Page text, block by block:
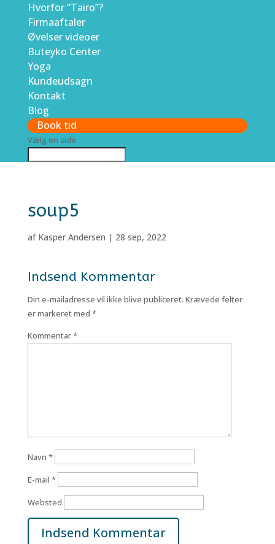
Hvorfor “Tairo”?
Firmaaftaler
Øvelser videoer
Buteyko Center
Yoga
Kundeudsagn
Kontakt
Blog
Book tid
Vælg en side
soup5
af Kasper Andersen | 28 sep, 2022
Indsend Kommentar
Din e-mailadresse vil ikke blive publiceret. Krævede felter
er markeret med *
Kommentar*
Navn *
E-mail *
Websted